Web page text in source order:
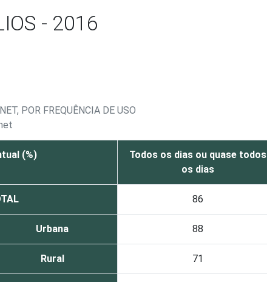
- 2016
POR FREQUÊNCIA DE USO
(%)
Todos os dias ou quase todos
os dias
86
Urbana 88
Rural 71